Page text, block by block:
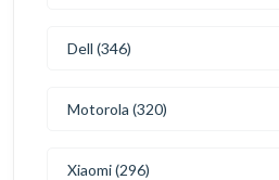
Dell (346)
Motorola (320)
Xiaomi (296)